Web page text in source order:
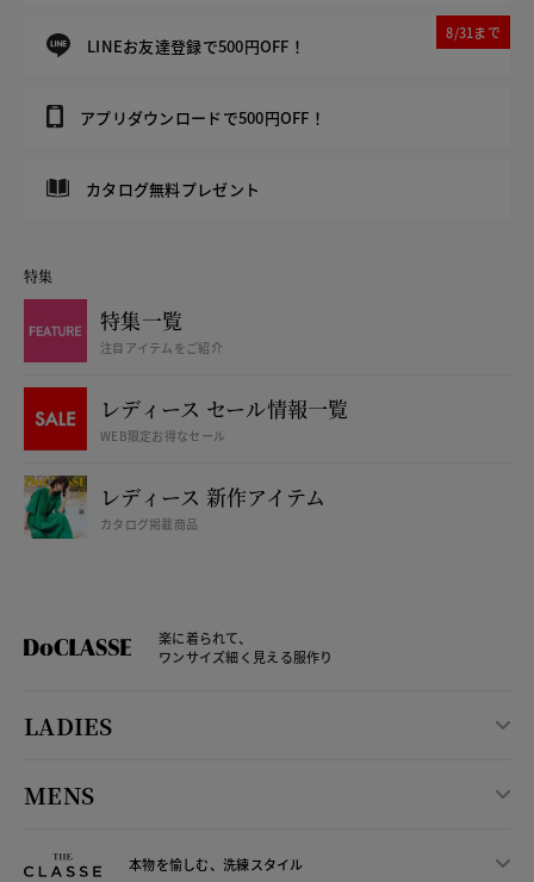
LINEお友達登録で500円OFF！
8/31まで
アプリダウンロードで500円OFF！
カタログ無料プレゼント
特集
特集一覧
注目アイテムをご紹介
レディース セール情報一覧
WEB限定お得なセール
レディース 新作アイテム
カタログ掲載商品
楽に着られて、
ワンサイズ細く見える服作り
LADIES
MENS
本物を愉しむ、洗練スタイル